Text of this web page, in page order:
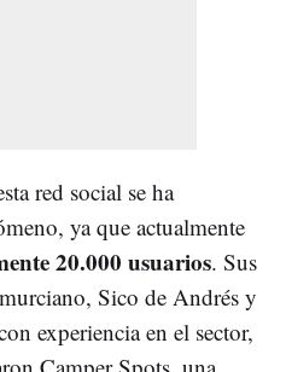
red social se ha
ya que actualmente
20.000 usuarios. Sus
Sico de Andrés y
experiencia en el sector,